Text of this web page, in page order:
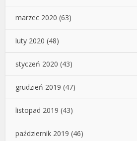
marzec 2020 (63)
luty 2020 (48)
styczeń 2020 (43)
grudzień 2019 (47)
listopad 2019 (43)
październik 2019 (46)